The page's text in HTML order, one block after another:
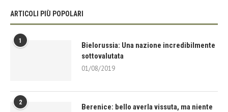
ARTICOLI PIÙ POPOLARI
1
Bielorussia: Una nazione incredibilmente
sottovalutata
01/08/2019
2
Berenice: bello averla vissuta, ma niente